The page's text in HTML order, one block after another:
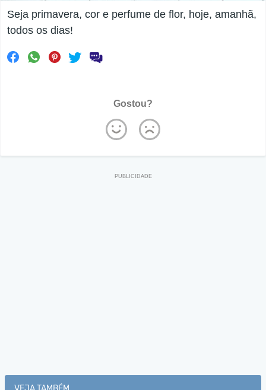
Seja primavera, cor e perfume de flor, hoje, amanhã,
todos os dias!
Gostou?